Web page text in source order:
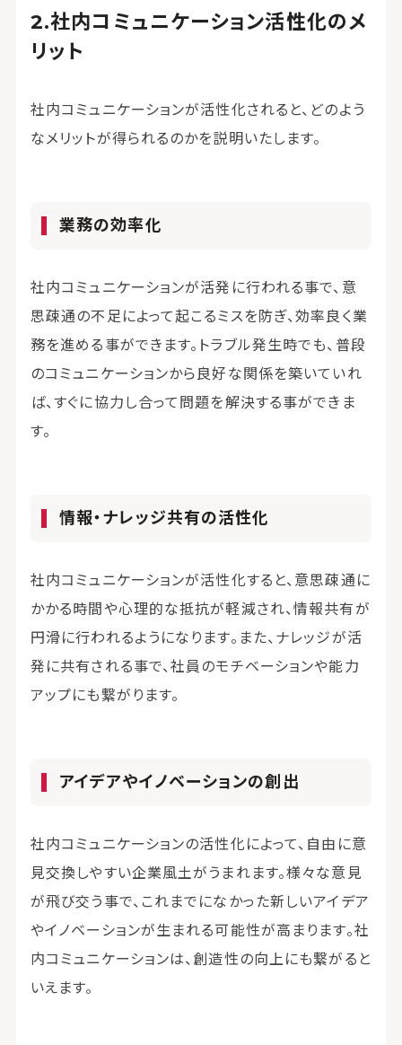
社内コミュニケーション活性化のメ
リット
社内コミュニケーションが活性化されると、どのよう
なメリットが得られるのかを説明いたします。
業務の効率化
社内コミュニケーションが活発に行われる事で、意
思疎通の不足によって起こるミスを防ぎ、効率良く業
務を進める事ができます。トラブル発生時でも、普段
のコミュニケーションから良好な関係を築いていれ
ば、すぐに協力し合って問題を解決する事ができま
す。
情報・ナレッジ共有の活性化
社内コミュニケーションが活性化すると、意思疎通に
かかる時間や心理的な抵抗が軽減され、情報共有が
円滑に行われるようになります。また、ナレッジが活
発に共有される事で、社員のモチベーションや能力
アップにも繋がります。
アイデアやイノベーションの創出
社内コミュニケーションの活性化によって、自由に意
見交換しやすい企業風土がうまれます。様々な意見
が飛び交う事で、これまでになかった新しいアイデア
やイノベーションが生まれる可能性が高まります。社
内コミュニケーションは、創造性の向上にも繋がると
いえます。